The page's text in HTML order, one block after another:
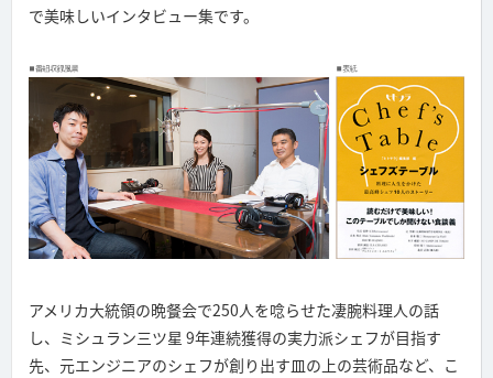
で美味しいインタビュー集です。
アメリカ大統領の晩餐会で250人を唸らせた凄腕料理人の話
し、ミシュラン三ツ星 9年連続獲得の実力派シェフが目指す
先、元エンジニアのシェフが創り出す皿の上の芸術品など、こ